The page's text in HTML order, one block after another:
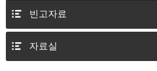
빈고자료
자료실